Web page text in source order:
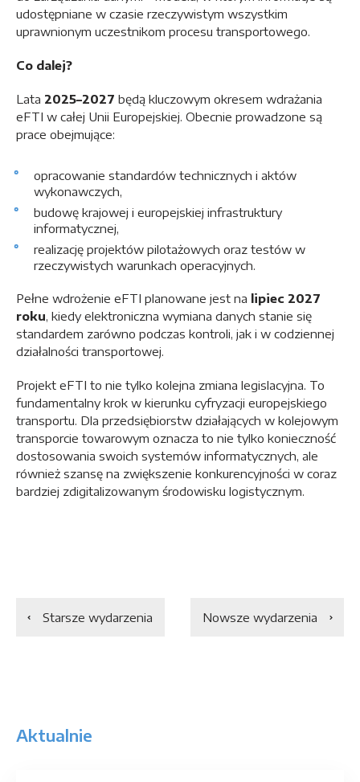
udostępniane w czasie rzeczywistym wszystkim
uprawnionym uczestnikom procesu transportowego.
Co dalej?
Lata 2025–2027 będą kluczowym okresem wdrażania
eFTI w całej Unii Europejskiej. Obecnie prowadzone są
prace obejmujące:
opracowanie standardów technicznych i aktów
wykonawczych,
budowę krajowej i europejskiej infrastruktury
informatycznej,
realizację projektów pilotażowych oraz testów w
rzeczywistych warunkach operacyjnych.
Pełne wdrożenie eFTI planowane jest na lipiec 2027
roku, kiedy elektroniczna wymiana danych stanie się
standardem zarówno podczas kontroli, jak i w codziennej
działalności transportowej.
Projekt eFTI to nie tylko kolejna zmiana legislacyjna. To
fundamentalny krok w kierunku cyfryzacji europejskiego
transportu. Dla przedsiębiorstw działających w kolejowym
transporcie towarowym oznacza to nie tylko konieczność
dostosowania swoich systemów informatycznych, ale
również szansę na zwiększenie konkurencyjności w coraz
bardziej zdigitalizowanym środowisku logistycznym.
Starsze wydarzenia Nowsze wydarzenia
Aktualnie